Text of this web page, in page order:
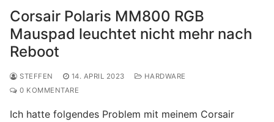
Corsair Polaris MM800 RGB
Mauspad leuchtet nicht mehr nach
Reboot
STEFFEN 14. APRIL 2023
HARDWARE
0 KOMMENTARE
Ich hatte folgendes Problem mit meinem Corsair